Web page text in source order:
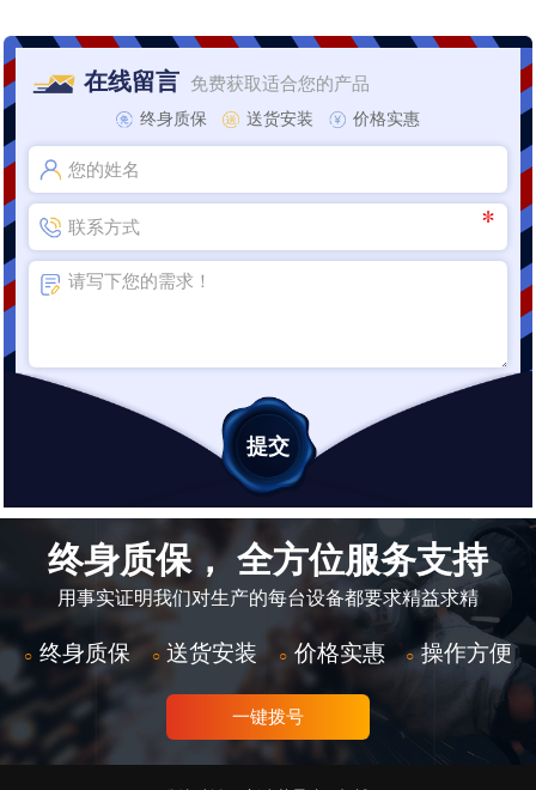
在线留言 免费获取适合您的产品
终身质保 送货安装 价格实惠
终身质保， 全方位服务支持
用事实证明我们对生产的每台设备都要求精益求精
○ 终身质保 ○ 送货安装 ○ 价格实惠 ○ 操作方便
一键拨号